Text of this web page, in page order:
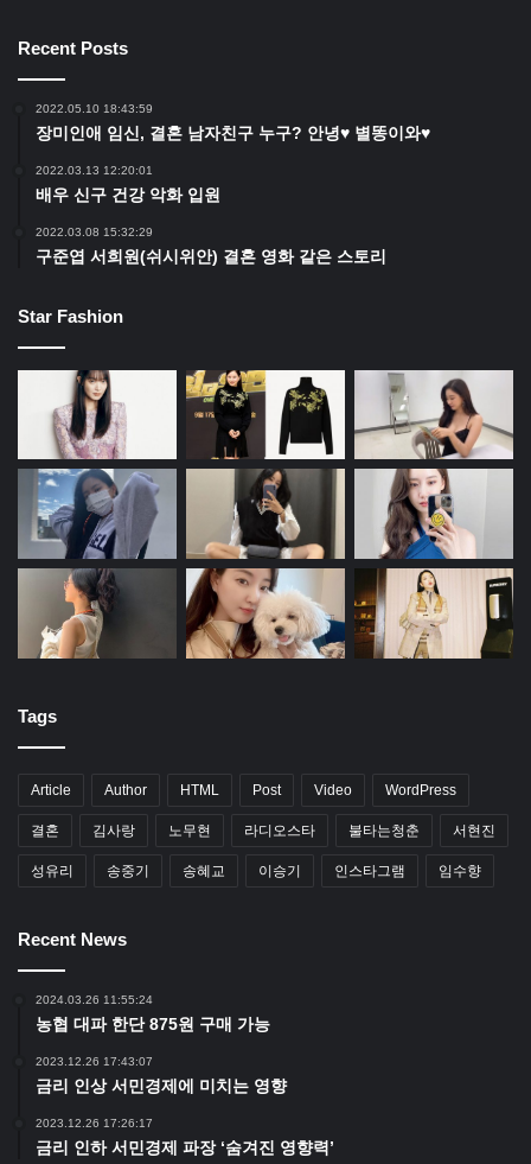
Recent Posts
2022.05.10 18:43:59
장미인애 임신, 결혼 남자친구 누구? 안녕♥ 별똥이와♥
2022.03.13 12:20:01
배우 신구 건강 악화 입원
2022.03.08 15:32:29
구준엽 서희원(쉬시위안) 결혼 영화 같은 스토리
Star Fashion
Tags
Article Author HTML Post Video WordPress
결혼 김사랑 노무현 라디오스타 불타는청춘 서현진
성유리 송중기 송혜교 이승기 인스타그램 임수향
Recent News
2024.03.26 11:55:24
농협 대파 한단 875원 구매 가능
2023.12.26 17:43:07
금리 인상 서민경제에 미치는 영향
2023.12.26 17:26:17
금리 인하 서민경제 파장 ‘숨겨진 영향력’